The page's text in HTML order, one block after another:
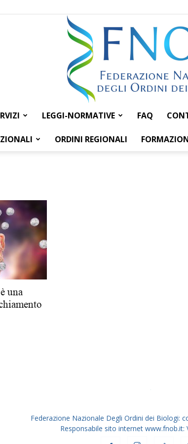
dei
LEGGI-NORMATIVE FAQ
ORDINI REGIONALI
una
Federazione Nazionale Degli Ordini dei Biologi:
Responsabile sito internet www.fnob.it: